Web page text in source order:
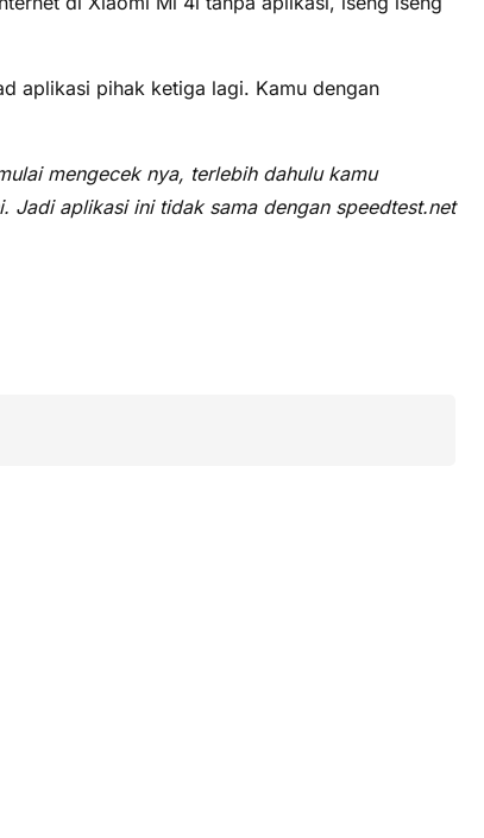
aplikasi pihak ketiga lagi. Kamu dengan
mengecek nya, terlebih dahulu kamu
Jadi aplikasi ini tidak sama dengan speedtest.net